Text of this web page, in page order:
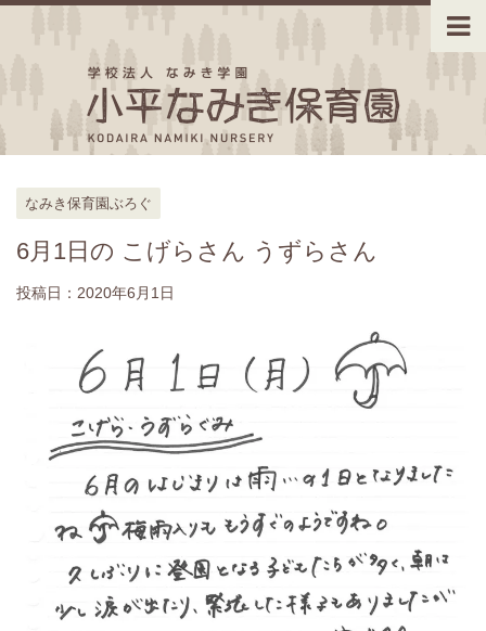
なみき保育園ぶろぐ
6月1日の こげらさん うずらさん
投稿日： 2020年6月1日